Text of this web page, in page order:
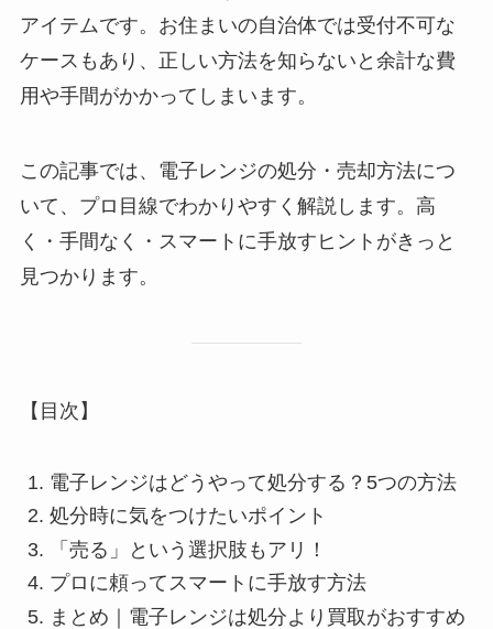
アイテムです。お住まいの自治体では受付不可な
ケースもあり、正しい方法を知らないと余計な費
用や手間がかかってしまいます。
この記事では、電子レンジの処分・売却方法につ
いて、プロ目線でわかりやすく解説します。高
く・手間なく・スマートに手放すヒントがきっと
見つかります。
【目次】
電子レンジはどうやって処分する？5つの方法
処分時に気をつけたいポイント
「売る」という選択肢もアリ！
プロに頼ってスマートに手放す方法
まとめ｜電子レンジは処分より買取がおすすめ